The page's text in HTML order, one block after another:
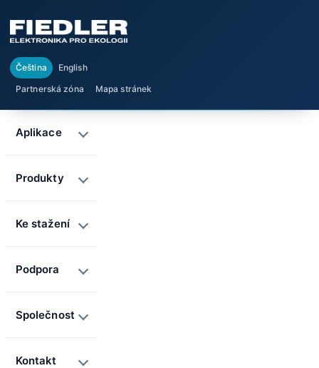
Čeština
English
Partnerská zóna
Mapa stránek
Aplikace
Produkty
Ke stažení
Podpora
Společnost
Kontakt